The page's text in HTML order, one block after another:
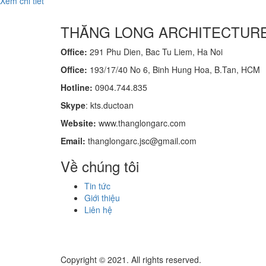
THĂNG LONG
Office: 291 Phu Dien, Bac Tu Liem, Ha Noi
Office: 193/17/40 No 6, Binh Hung Hoa, B.Tan, HCM
Hotline: 0904.744.835
Skype: kts.ductoan
Website: www.thanglongarc.com
Email: thanglongarc.jsc@gmail.com
Về chúng tôi
Tin tức
Giới thiệu
Liên hệ
Copyright © 2021. All rights reserved.